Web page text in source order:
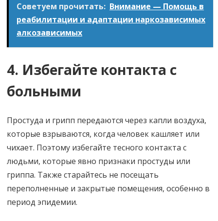
Советуем прочитать: Внимание — Помощь в
реабилитации и адаптации наркозависимых
алкозависимых
4. Избегайте контакта с
больными
Простуда и грипп передаются через капли воздуха,
которые взрываются, когда человек кашляет или
чихает. Поэтому избегайте тесного контакта с
людьми, которые явно признаки простуды или
гриппа. Также старайтесь не посещать
переполненные и закрытые помещения, особенно в
период эпидемии.